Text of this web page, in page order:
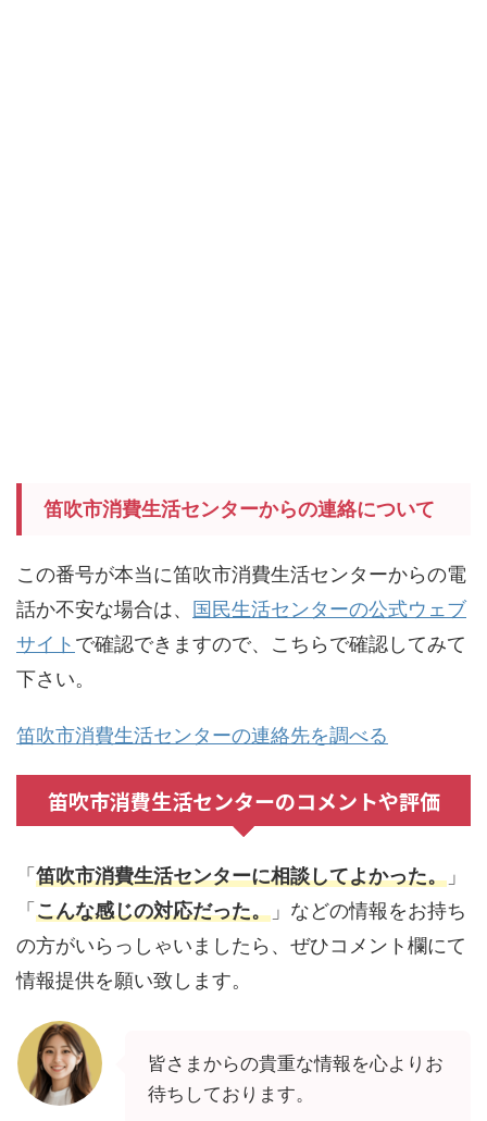
笛吹市消費生活センターからの連絡について
この番号が本当に笛吹市消費生活センターからの電
話か不安な場合は、 国民生活センターの公式ウェブ
サイト で確認できますので、こちらで確認してみて
下さい。
笛吹市消費生活センターの連絡先を調べる
笛吹市消費生活センターのコメントや評価
「 笛吹市消費生活センターに相談してよかった。 」
「 こんな感じの対応だった。 」などの情報をお持ち
の方がいらっしゃいましたら、ぜひコメント欄にて
情報提供を願い致します。
皆さまからの貴重な情報を心よりお
待ちしております。